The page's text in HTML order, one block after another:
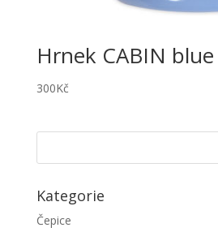
Hrnek CABIN blue
300Kč
Kategorie
Čepice